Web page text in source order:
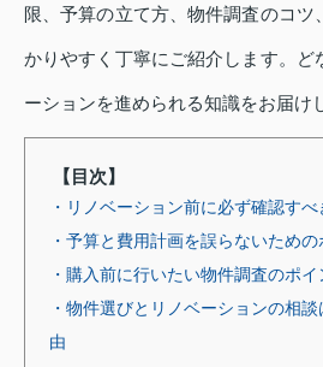
限、予算の立て方、物件調査のコツ
かりやすく丁寧にご紹介します。ど
ーションを進められる知識をお届け
【目次】
・リノベーション前に必ず確認す
・予算と費用計画を誤らないための
・購入前に行いたい物件調査のポイ
・物件選びとリノベーションの相
由